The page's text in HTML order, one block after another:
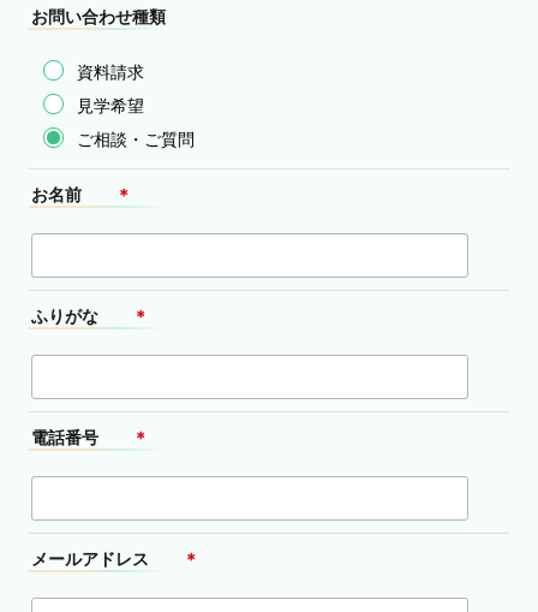
お問い合わせ種類
資料請求
見学希望
ご相談・ご質問
お名前 ＊
ふりがな ＊
電話番号 ＊
メールアドレス ＊